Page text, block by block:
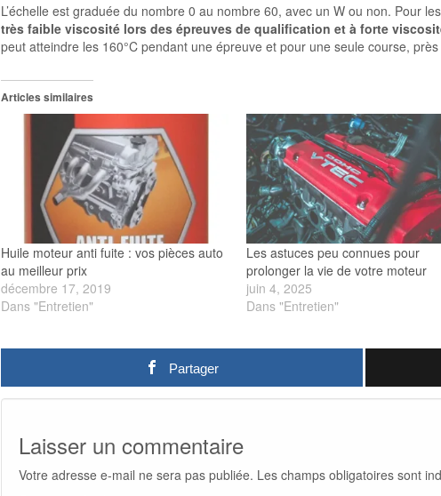
L’échelle est graduée du nombre 0 au nombre 60, avec un W ou non. Pour
très faible viscosité lors des épreuves de qualification et à forte
peut atteindre les 160°C pendant une épreuve et pour une seule course,
Articles similaires
Huile moteur anti fuite : vos pièces auto
au meilleur prix
décembre 17, 2019
Dans "Entretien"
Les astuces peu connues pour
prolonger la vie de votre moteur
juin 4, 2025
Dans "Entretien"
Partager
Laisser un commentaire
Votre adresse e-mail ne sera pas publiée. Les champs obligatoires sont